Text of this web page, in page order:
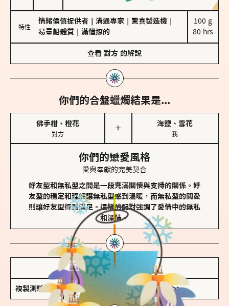
特性
情緒價值提供者 溝通專家 驚喜製造機
易暈船體質
滿懂撩的
100 g
80 hrs
查看 對方 的解說
你們的合盤蠟燭結果是...
佛手柑、橙花
對方
＋
海鹽、雪花
我
你們的戀愛風格
愛與奉獻的完美契合
好友型和無私型之間是一段充滿關懷與支持的關係。好
友型的穩定和理解讓無私型感到溫暖，而無私型的關愛
則讓好友型得到滿足。這樣的配對強調了愛情中的無私
和深情。
儲存我的結果圖
複製測驗連結 查看香氛類型全解析 >>>